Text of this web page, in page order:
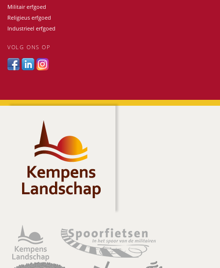
Militair erfgoed
Religieus erfgoed
Industrieel erfgoed
VOLG ONS OP